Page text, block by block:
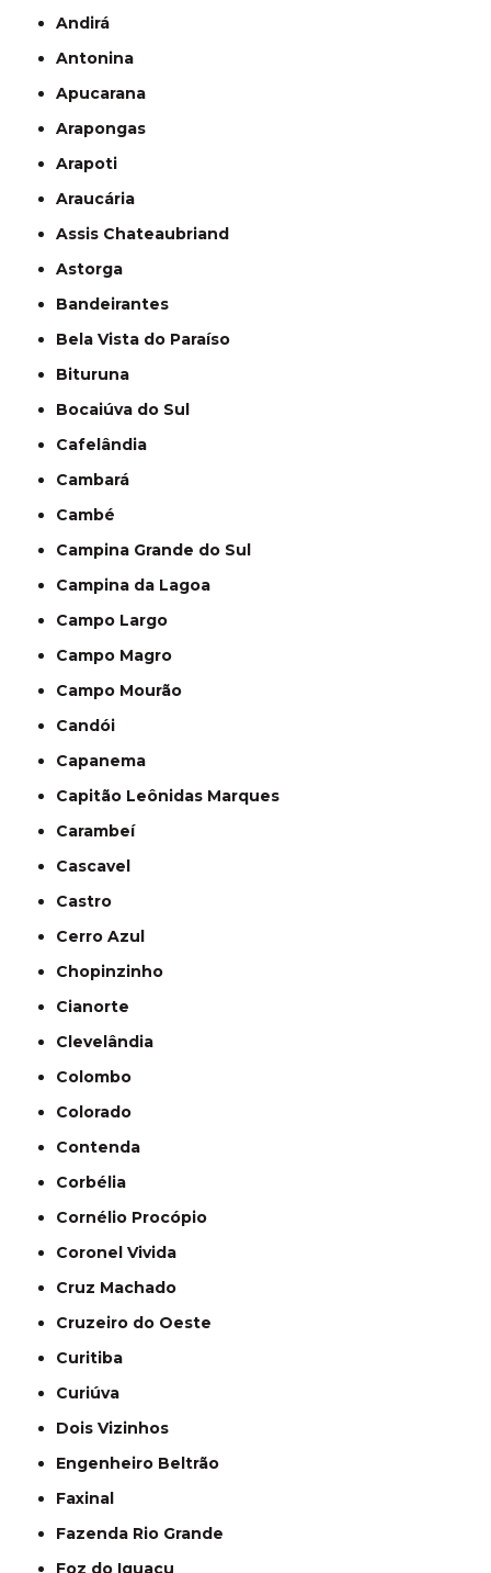
Andirá
Antonina
Apucarana
Arapongas
Arapoti
Araucária
Assis Chateaubriand
Astorga
Bandeirantes
Bela Vista do Paraíso
Bituruna
Bocaiúva do Sul
Cafelândia
Cambará
Cambé
Campina Grande do Sul
Campina da Lagoa
Campo Largo
Campo Magro
Campo Mourão
Candói
Capanema
Capitão Leônidas Marques
Carambeí
Cascavel
Castro
Cerro Azul
Chopinzinho
Cianorte
Clevelândia
Colombo
Colorado
Contenda
Corbélia
Cornélio Procópio
Coronel Vivida
Cruz Machado
Cruzeiro do Oeste
Curitiba
Curiúva
Dois Vizinhos
Engenheiro Beltrão
Faxinal
Fazenda Rio Grande
Foz do Iguaçu